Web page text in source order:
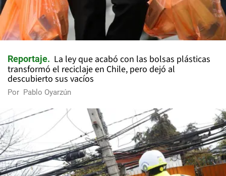
Reportaje
La ley que acabó con las bolsas plásticas
transformó el reciclaje en Chile, pero dejó al
descubierto sus vacíos
Por Pablo Oyarzún